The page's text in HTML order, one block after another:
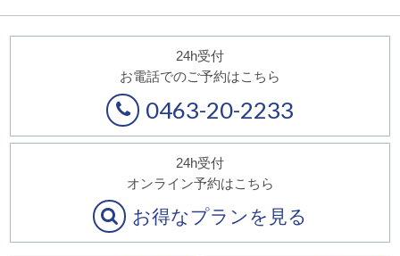
24h受付
お電話でのご予約はこちら
0463-20-2233
24h受付
オンライン予約はこちら
お得なプランを見る